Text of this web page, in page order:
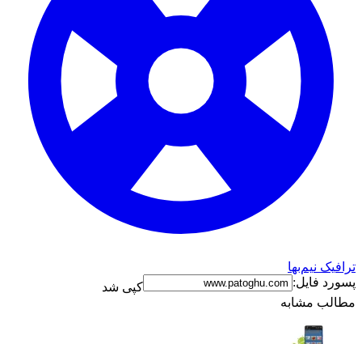
ترافیک نیم‌بها
پسورد فایل:
کپی شد
مطالب مشابه